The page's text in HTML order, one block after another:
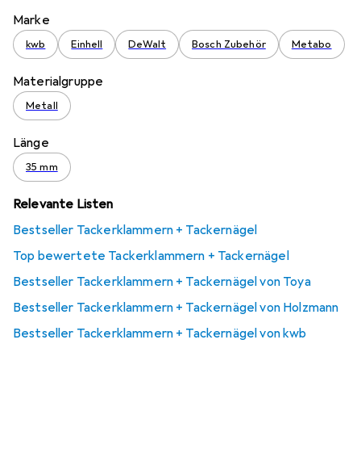
Marke
kwb Einhell DeWalt Bosch Zubehör Metabo
Materialgruppe
Metall
Länge
35 mm
Relevante Listen
Bestseller Tackerklammern + Tackernägel
Top bewertete Tackerklammern + Tackernägel
Bestseller Tackerklammern + Tackernägel von Toya
Bestseller Tackerklammern + Tackernägel von Holzmann
Bestseller Tackerklammern + Tackernägel von kwb